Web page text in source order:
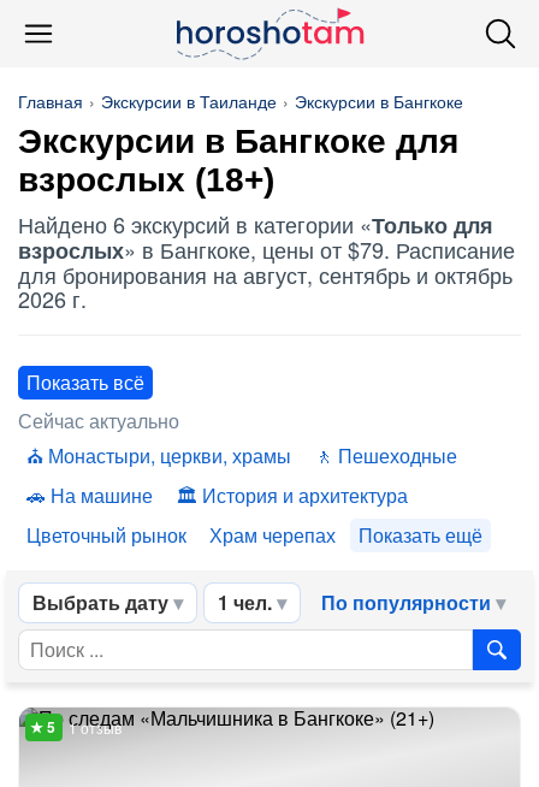
Главная Экскурсии в Таиланде Экскурсии в Бангкоке
Экскурсии в Бангкоке для
взрослых (18+)
Найдено 6 экскурсий в категории «Только для
взрослых» в Бангкоке, цены от $79. Расписание
для бронирования на август, сентябрь и октябрь
2026 г.
Показать всё
Сейчас актуально
Монастыри, церкви, храмы
Пешеходные
На машине
История и архитектура
Цветочный рынок
Храм черепах Показать ещё
Выбрать дату 1 чел. По популярности
1 отзыв